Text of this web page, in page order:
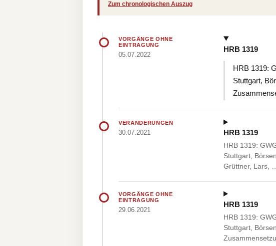
Zum chronologischen Auszug
VORGÄNGE OHNE
EINTRAGUNG
05.07.2022
HRB 1319
HRB 1319:
Stuttgart,
VERÄNDERUNGEN
30.07.2021 HRB 1319
HRB 1319:
Stuttgart,
Grüttner, Lars, …
VORGÄNGE OHNE
EINTRAGUNG
29.06.2021
HRB 1319
HRB 1319:
Stuttgart,